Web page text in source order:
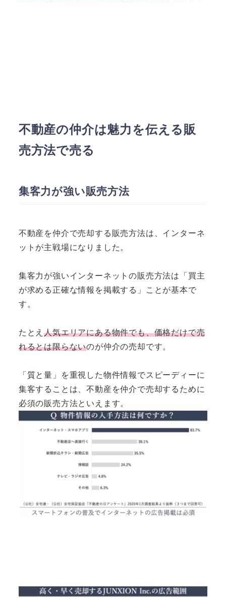
不動産の仲介は魅力を伝える販
売方法で売る
集客力が強い販売方法
不動産を仲介で売却する販売方法は、インターネ
ットが主戦場になりました。
集客力が強いインターネットの販売方法は「買主
が求める正確な情報を掲載する」ことが基本で
す。
たとえ人気エリアにある物件でも、価格だけで売
れるとは限らないのが仲介の売却です。
「質と量」を重視した物件情報でスピーディーに
集客することは、不動産を仲介で売却するために
必須の販売方法といえます。